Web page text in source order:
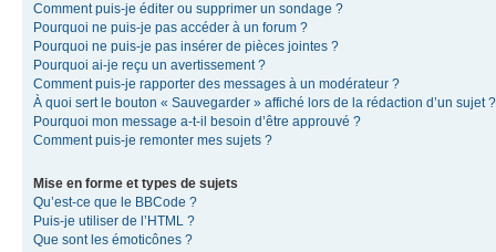
Comment puis-je éditer ou supprimer un sondage ?
Pourquoi ne puis-je pas accéder à un forum ?
Pourquoi ne puis-je pas insérer de pièces jointes ?
Pourquoi ai-je reçu un avertissement ?
Comment puis-je rapporter des messages à un modérateur ?
À quoi sert le bouton « Sauvegarder » affiché lors de la rédaction d’un sujet ?
Pourquoi mon message a-t-il besoin d’être approuvé ?
Comment puis-je remonter mes sujets ?
Mise en forme et types de sujets
Qu’est-ce que le BBCode ?
Puis-je utiliser de l’HTML ?
Que sont les émoticônes ?